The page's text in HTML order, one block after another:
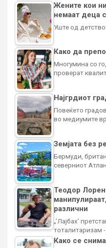
Жените кои
немаат деца
Уште од
Како да
Многумина со
проверат
Најгрдиот
Повеќето
во медиумите
Земјата без
Бермуди,
северниот
Теодор
различни
„’Лајбах’
тоталитаризам -
Како се